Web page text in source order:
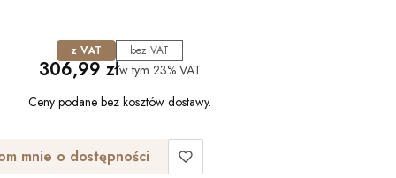
z VAT bez VAT
Cena
306,99 złw tym 23% VAT
Ceny podane bez kosztów dostawy.
mnie o dostępności